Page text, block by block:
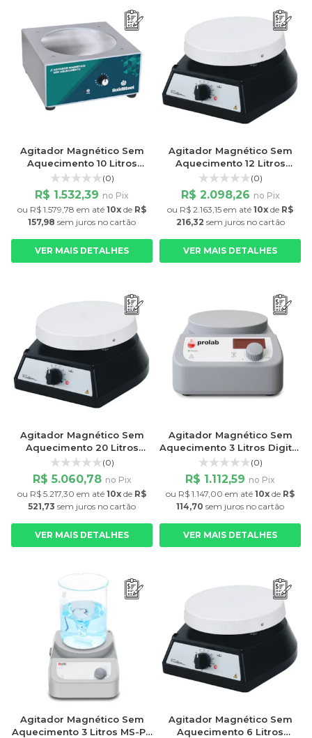
Agitador Magnético Sem
Aquecimento 10 Litros
Plataforma 15cm 3000rpm
(0)
R$ 1.532,39 no Pix
ou R$ 1.579,78 em até 10x de R$
157,98 sem juros no cartão
VER MAIS DETALHES
Agitador Magnético Sem
Aquecimento 12 Litros
Plataforma 18 cm 1800rpm
Fisatom
(0)
R$ 2.098,26 no Pix
ou R$ 2.163,15 em até 10x de R$
216,32 sem jurosno cartão
VER MAIS DETALHES
Agitador Magnético Sem
Aquecimento 20 Litros
Plataforma 18 cm 1800rpm
Fisatom
(0)
R$ 5.060,78 no Pix
ou R$ 5.217,30 em até 10x de R$
521,73 sem juros no cartão
VER MAIS DETALHES
Agitador Magnético Sem
Aquecimento 3 Litros Digital
MS-PA 1500rpm
(0)
R$ 1.112,59 no Pix
ou R$ 1.147,00 em até 10x de R$
114,70 sem juros no cartão
VER MAIS DETALHES
Agitador Magnético Sem
Aquecimento 3 Litros MS-PB
Agitador Magnético Sem
Aquecimento 6 Litros